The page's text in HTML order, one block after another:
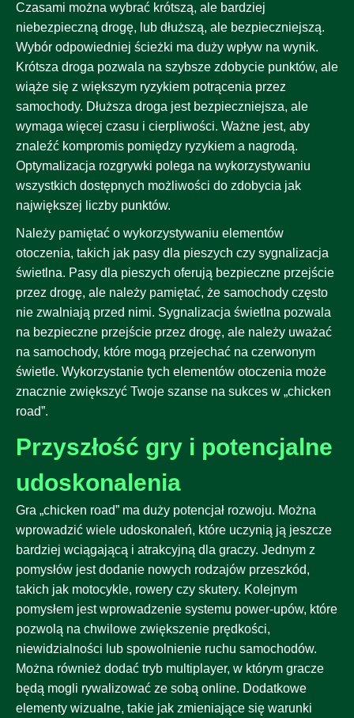
Czasami można wybrać krótszą, ale bardziej
niebezpieczną drogę, lub dłuższą, ale bezpieczniejszą.
Wybór odpowiedniej ścieżki ma duży wpływ na wynik.
Krótsza droga pozwala na szybsze zdobycie punktów, ale
wiąże się z większym ryzykiem potrącenia przez
samochody. Dłuższa droga jest bezpieczniejsza, ale
wymaga więcej czasu i cierpliwości. Ważne jest, aby
znaleźć kompromis pomiędzy ryzykiem a nagrodą.
Optymalizacja rozgrywki polega na wykorzystywaniu
wszystkich dostępnych możliwości do zdobycia jak
największej liczby punktów.
Należy pamiętać o wykorzystywaniu elementów
otoczenia, takich jak pasy dla pieszych czy sygnalizacja
świetlna. Pasy dla pieszych oferują bezpieczne przejście
przez drogę, ale należy pamiętać, że samochody często
nie zwalniają przed nimi. Sygnalizacja świetlna pozwala
na bezpieczne przejście przez drogę, ale należy uważać
na samochody, które mogą przejechać na czerwonym
świetle. Wykorzystanie tych elementów otoczenia może
znacznie zwiększyć Twoje szanse na sukces w „chicken
road”.
Przyszłość gry i potencjalne
udoskonalenia
Gra „chicken road” ma duży potencjał rozwoju. Można
wprowadzić wiele udoskonaleń, które uczynią ją jeszcze
bardziej wciągającą i atrakcyjną dla graczy. Jednym z
pomysłów jest dodanie nowych rodzajów przeszkód,
takich jak motocykle, rowery czy skutery. Kolejnym
pomysłem jest wprowadzenie systemu power-upów, które
pozwolą na chwilowe zwiększenie prędkości,
niewidzialności lub spowolnienie ruchu samochodów.
Można również dodać tryb multiplayer, w którym gracze
będą mogli rywalizować ze sobą online. Dodatkowe
elementy wizualne, takie jak zmieniające się warunki